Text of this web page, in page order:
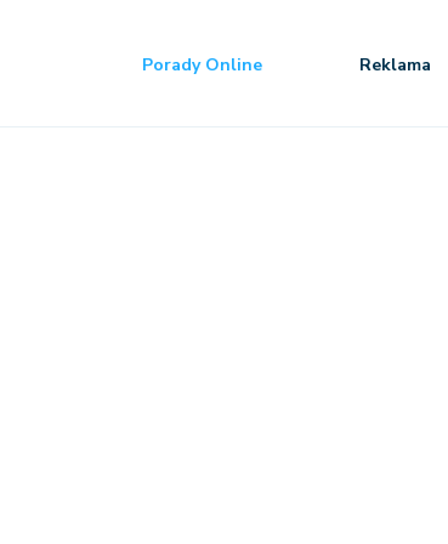
Porady Online Reklama